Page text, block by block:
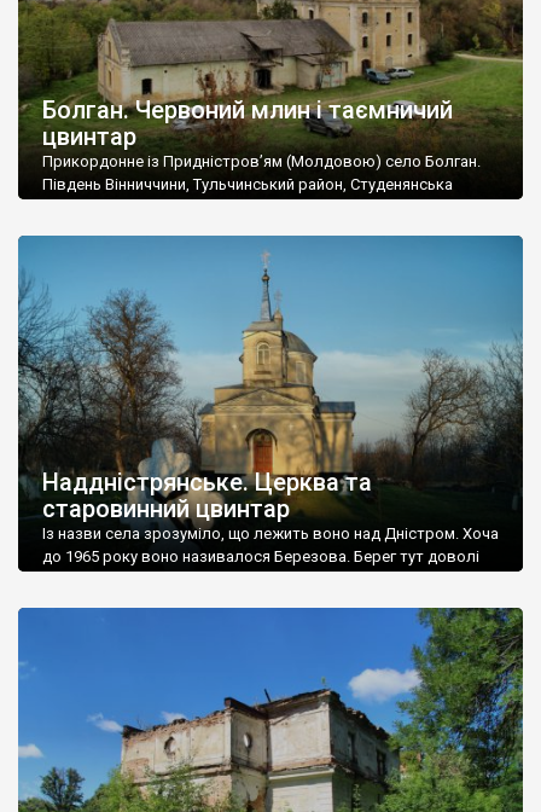
Болган. Червоний млин і таємничий
цвинтар
Прикордонне із Придністров’ям (Молдовою) село Болган.
Південь Вінниччини, Тульчинський район, Студенянська
старовинний цвинтар із кам’яними хрестами. Всі епітафії, які
збереглися, написані кирилицею, церковнослов’янською
мовою. За всіма традиційними ознаками – цвинтар
український. Хрести датуються 19 століттям. У 1924-1940
роках Болган […]
Наддністрянське. Церква та
старовинний цвинтар
Із назви села зрозуміло, що лежить воно над Дністром. Хоча
до 1965 року воно називалося Березова. Берег тут доволі
Наддністрянське відрізняється від більшості навколишніх
сіл. У селі є мурована Михайлівська церква. Точної дати […]